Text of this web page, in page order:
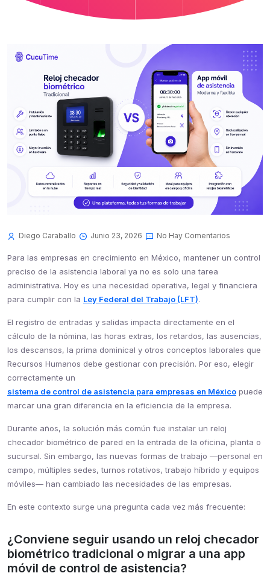
Diego Caraballo Junio 23, 2026 No Hay Comentarios
Para las empresas en crecimiento en México, mantener un control
preciso de la asistencia laboral ya no es solo una tarea
administrativa. Hoy es una necesidad operativa, legal y financiera
para cumplir con la Ley Federal del Trabajo (LFT).
El registro de entradas y salidas impacta directamente en el
cálculo de la nómina, las horas extras, los retardos, las ausencias,
los descansos, la prima dominical y otros conceptos laborales que
Recursos Humanos debe gestionar con precisión. Por eso, elegir
correctamente un
sistema de control de asistencia para empresas en México puede
marcar una gran diferencia en la eficiencia de la empresa.
Durante años, la solución más común fue instalar un reloj
checador biométrico de pared en la entrada de la oficina, planta o
sucursal. Sin embargo, las nuevas formas de trabajo —personal en
campo, múltiples sedes, turnos rotativos, trabajo híbrido y equipos
móviles— han cambiado las necesidades de las empresas.
En este contexto surge una pregunta cada vez más frecuente:
¿Conviene seguir usando un reloj checador
biométrico tradicional o migrar a una app
móvil de control de asistencia?